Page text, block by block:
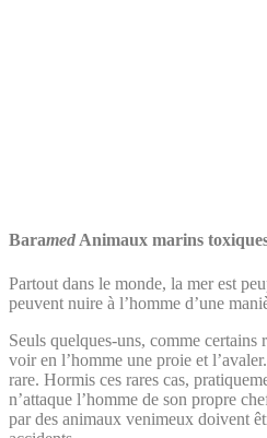
Baramed Animaux marins
Partout dans le monde, la mer est
peuvent nuire à l’homme d’une
Seuls quelques-uns, comme
voir en l’homme une proie et
rare. Hormis ces rares cas,
n’attaque l’homme de son propre
par des animaux venimeux doivent